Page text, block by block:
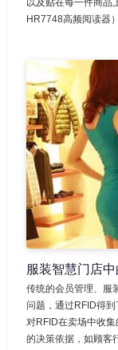
以及贴在每一件商品
HR7748高频阅读器
服装智慧门店
传统的会员管理、服
问题，通过RFID得
对RFID在卖场中收
的决策依据，如顾客